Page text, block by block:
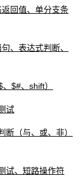
回值、单分支条
表达式判断、
$#、shift）
试
（与、或、非）
、短路操作符